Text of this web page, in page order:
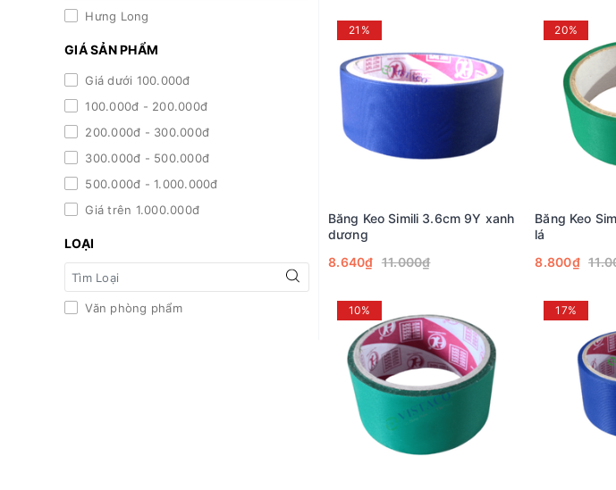
Hưng Long
GIÁ SẢN PHẨM
Giá dưới 100.000đ
100.000đ - 200.000đ
200.000đ - 300.000đ
300.000đ - 500.000đ
500.000đ - 1.000.000đ
Giá trên 1.000.000đ
LOẠI
Văn phòng phẩm
21%
Băng Keo Simili 3.6cm 9Y xanh
dương
8.640₫ 11.000₫
20%
Băng Keo
lá
8.800₫
10% 17%